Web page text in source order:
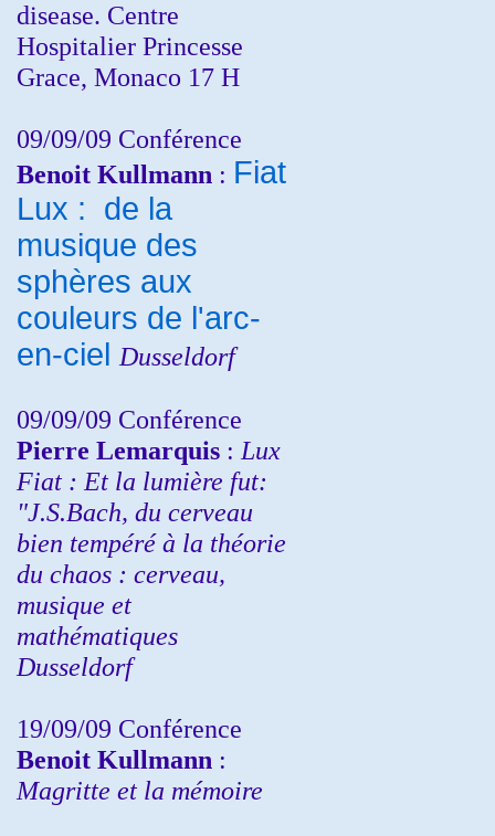
disease. Centre
Hospitalier Princesse
Grace, Monaco 17 H
09/09/09 Conférence
Benoit Kullmann : Fiat
Lux : de la
musique des
sphères aux
couleurs de l'arc-
en-ciel Dusseldorf
09/09/09 Conférence
Pierre Lemarquis : Lux
Fiat : Et la lumière fut:
"J.S.Bach, du cerveau
bien tempéré à la théorie
du chaos : cerveau,
musique et
mathématiques
Dusseldorf
19/09/09 Conférence
Benoit Kullmann :
Magritte et la mémoire